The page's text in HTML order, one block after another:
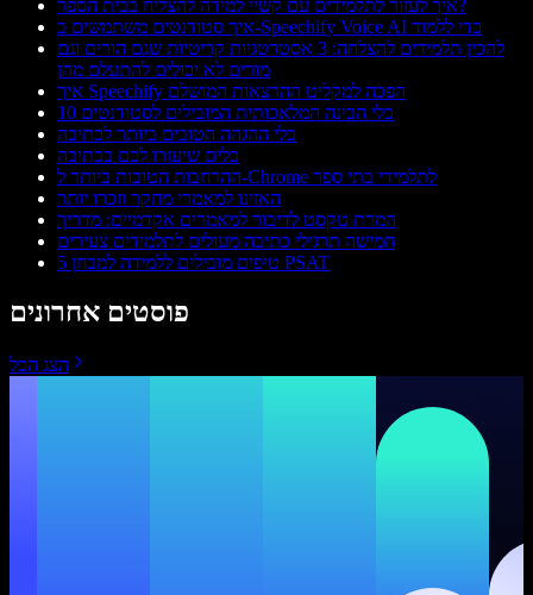
איך לעזור לתלמידים עם קשיי למידה להצליח בבית הספר?
איך סטודנטים משתמשים ב-Speechify Voice AI כדי ללמוד
להכין תלמידים להצלחה: 3 אסטרטגיות קריטיות שגם הורים וגם
מורים לא יכולים להתעלם מהן
איך Speechify הפכה למקליט ההרצאות המושלם
10 כלי הבינה המלאכותית המובילים לסטודנטים
כלי ההגהה הטובים ביותר לכתיבה
כלים שיעזרו לכם בכתיבה
ההרחבות הטובות ביותר ל-Chrome לתלמידי בתי ספר
האזינו למאמרי מחקר וזכרו יותר
המרת טקסט לדיבור למאמרים אקדמיים: מדריך
חמישה תרגילי כתיבה מעולים לתלמידים צעירים
5 טיפים מובילים ללמידה למבחן PSAT
פוסטים אחרונים
הצג הכל